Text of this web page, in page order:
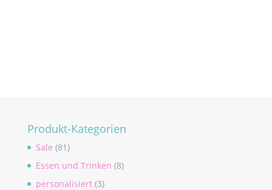
Produkt-Kategorien
Sale (81)
Essen und Trinken (8)
personalisiert (3)